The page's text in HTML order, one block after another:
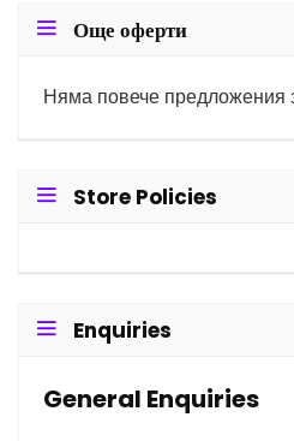
Още оферти
Няма повече предложения
Store Policies
Enquiries
General Enquiries